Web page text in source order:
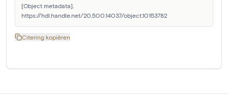
[Object metadata].
https://hdl.handle.net/20.500.14037/object.10153782
Citering kopiëren